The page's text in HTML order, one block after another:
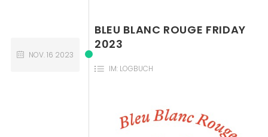
BLEU BLANC ROUGE FRIDAY
2023
IM: LOGBUCH
NOV.16 2023